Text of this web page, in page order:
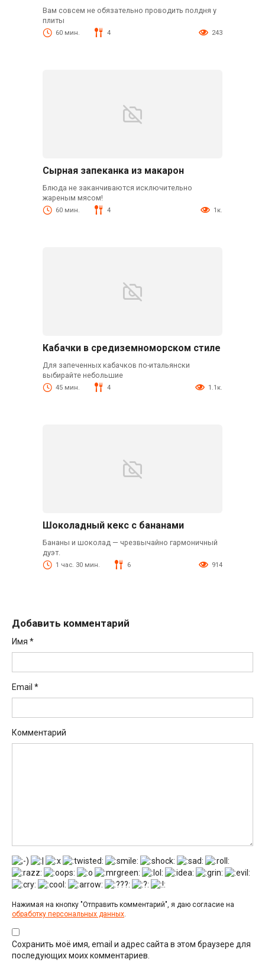
Вам совсем не обязательно проводить полдня у
плиты
60 мин. 4 243
Сырная запеканка из макарон
Блюда не заканчиваются исключительно
жареным мясом!
60 мин. 4 1к.
Кабачки в средиземноморском стиле
Для запеченных кабачков по-итальянски
выбирайте небольшие
45 мин. 4 1.1к.
Шоколадный кекс с бананами
Бананы и шоколад — чрезвычайно гармоничный
дуэт.
1 час. 30 мин. 6 914
Добавить комментарий
Имя *
Email *
Комментарий
Нажимая на кнопку "Отправить комментарий", я даю согласие на
обработку персональных данных.
Сохранить моё имя, email и адрес сайта в этом браузере для
последующих моих комментариев.